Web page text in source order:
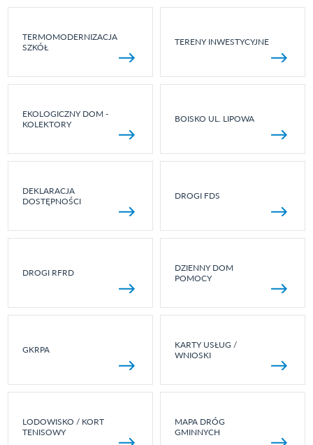
TERMOMODERNIZACJA
SZKÓŁ
TERENY INWESTYCYJNE
EKOLOGICZNY DOM -
KOLEKTORY
BOISKO UL. LIPOWA
DEKLARACJA
DOSTĘPNOŚCI
DROGI FDS
DROGI RFRD
DZIENNY DOM
POMOCY
GKRPA
KARTY USŁUG /
WNIOSKI
LODOWISKO / KORT
TENISOWY
MAPA DRÓG
GMINNYCH